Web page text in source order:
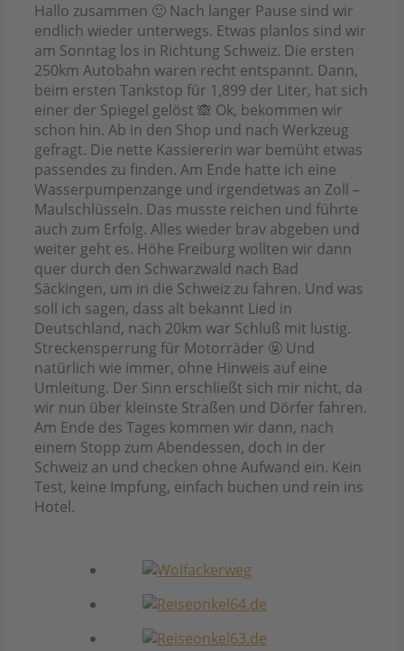
Hallo zusammen 🙂 Nach langer Pause sind wir
endlich wieder unterwegs. Etwas planlos sind wir
am Sonntag los in Richtung Schweiz. Die ersten
250km Autobahn waren recht entspannt. Dann,
beim ersten Tankstop für 1,899 der Liter, hat sich
einer der Spiegel gelöst 🙈 Ok, bekommen wir
schon hin. Ab in den Shop und nach Werkzeug
gefragt. Die nette Kassiererin war bemüht etwas
passendes zu finden. Am Ende hatte ich eine
Wasserpumpenzange und irgendetwas an Zoll –
Maulschlüsseln. Das musste reichen und führte
auch zum Erfolg. Alles wieder brav abgeben und
weiter geht es. Höhe Freiburg wollten wir dann
quer durch den Schwarzwald nach Bad
Säckingen, um in die Schweiz zu fahren. Und was
soll ich sagen, dass alt bekannt Lied in
Deutschland, nach 20km war Schluß mit lustig.
Streckensperrung für Motorräder 🤬 Und
natürlich wie immer, ohne Hinweis auf eine
Umleitung. Der Sinn erschließt sich mir nicht, da
wir nun über kleinste Straßen und Dörfer fahren.
Am Ende des Tages kommen wir dann, nach
einem Stopp zum Abendessen, doch in der
Schweiz an und checken ohne Aufwand ein. Kein
Test, keine Impfung, einfach buchen und rein ins
Hotel.